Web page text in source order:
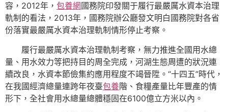
容，2012年， 包養網 國務院印發關于履行最嚴厲水資本治理
軌制的看法，2013年，國務院辦公廳發文明白國務院對各省
份落實最嚴厲水資本治理軌制情形停止考察。
履行最嚴厲水資本治理軌制考察，無力推進全國用水總
量、用水效力等把持目的周全完成，河湖生態周遭的狀況連
續改良，水資本節儉集約應用程度不竭晉陞。“十四五”時代，
在我國經濟總量連跨年夜臺包養階、食糧產量比年豐產的情
形下，全社會用水總量總體穩固在6100億立方米以內。